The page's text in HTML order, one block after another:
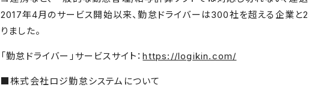
2017年4⽉のサービス開始以来、勤怠ドライバーは300社を超える企業
りました。
「勤怠ドライバー」サービスサイト：https://logikin.com/
■株式会社ロジ勤怠システムについて